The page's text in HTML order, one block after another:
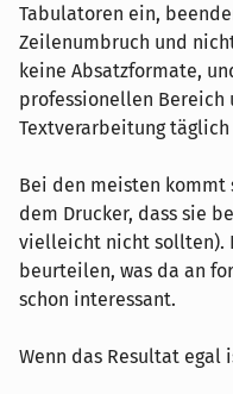
Tabulatoren ein,
Zeilenumbruch und
keine Absatzformate,
professionellen
Textverarbeitung täglich
Bei den meisten
dem Drucker, dass sie
vielleicht nicht sollten).
beurteilen, was da an
schon interessant.
Wenn das Resultat